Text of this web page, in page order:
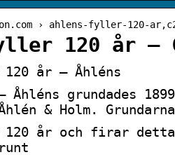
› ahlens-fyller-120-
120 år –
år – Åhléns
Åhléns grundades
& Holm.
år och firar detta i